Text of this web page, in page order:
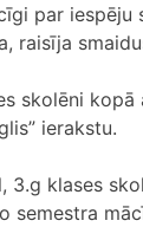
par iespēju
raisīja
skolēni kopā
ierakstu.
3.g klases
semestra